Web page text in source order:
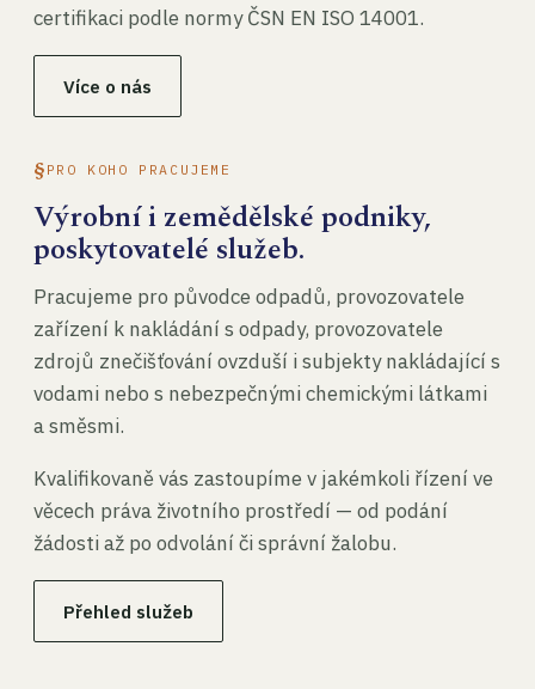
certifikaci podle normy ČSN EN ISO 14001.
Více o nás
PRO KOHO PRACUJEME
Výrobní i zemědělské podniky,
poskytovatelé služeb.
Pracujeme pro původce odpadů, provozovatele
zařízení k nakládání s odpady, provozovatele
zdrojů znečišťování ovzduší i subjekty nakládající s
vodami nebo s nebezpečnými chemickými látkami
a směsmi.
Kvalifikovaně vás zastoupíme v jakémkoli řízení ve
věcech práva životního prostředí — od podání
žádosti až po odvolání či správní žalobu.
Přehled služeb